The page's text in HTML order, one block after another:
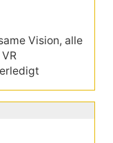
Vision, alle